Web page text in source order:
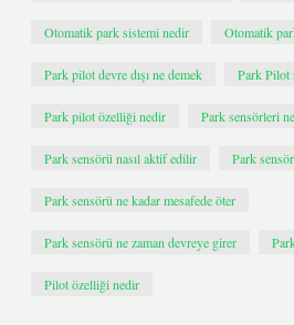
Otomatik park sistemi nedir Otomatik
Park pilot devre dışı ne demek Park Pilot
Park pilot özelliği nedir Park sensörleri
Park sensörü nasıl aktif edilir Park
Park sensörü ne kadar mesafede öter
Park sensörü ne zaman devreye girer
Pilot özelliği nedir